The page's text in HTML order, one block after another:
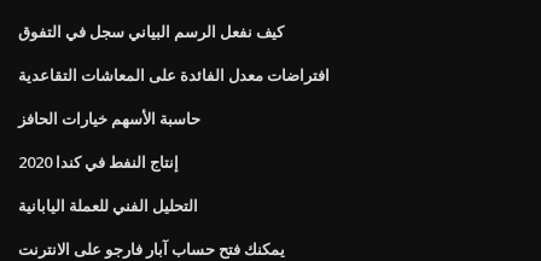
كيف نفعل الرسم البياني سجل في التفوق
افتراضات معدل الفائدة على المعاشات التقاعدية
حاسبة الأسهم خيارات الحافز
إنتاج النفط في كندا 2020
التحليل الفني للعملة اليابانية
يمكنك فتح حساب آبار فارجو على الانترنت